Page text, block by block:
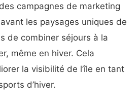
campagnes de marketing
les paysages uniques de
de combiner séjours à la
même en hiver. Cela
la visibilité de l’île en tant
d’hiver.